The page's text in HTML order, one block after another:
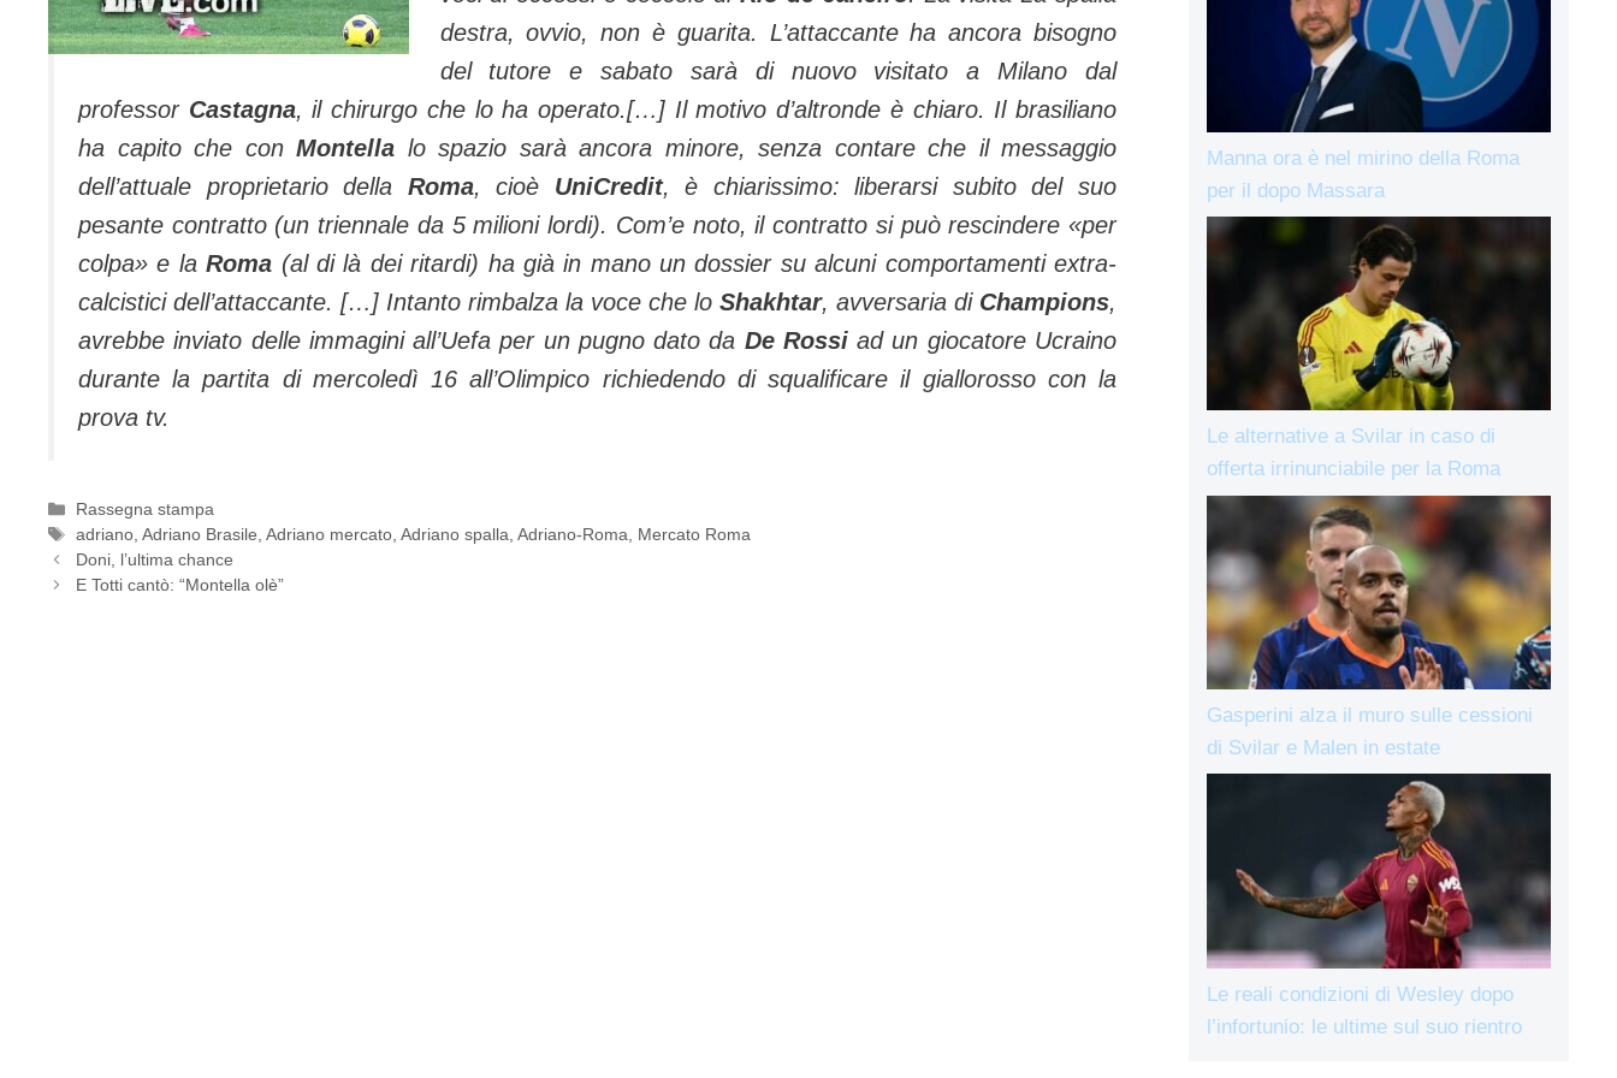
destra, ovvio, non è guarita. L’attaccante ha ancora bisogno
del tutore e sabato sarà di nuovo visitato a Milano dal
professor Castagna, il chirurgo che lo ha operato.[…] Il motivo d’altronde è chiaro. Il brasiliano
ha capito che con Montella lo spazio sarà ancora minore, senza contare che il messaggio
dell’attuale proprietario della Roma, cioè UniCredit, è chiarissimo: liberarsi subito del suo
pesante contratto (un triennale da 5 milioni lordi). Com’e noto, il contratto si può rescindere «per
colpa» e laRoma (al di là dei ritardi) ha già in mano un dossier su alcuni comportamenti extra-
calcistici dell’attaccante. […] Intanto rimbalza la voce che lo Shakhtar, avversaria di Champions,
avrebbe inviato delle immagini all’Uefa per un pugno dato da De Rossiad un giocatore Ucraino
durante la partita di mercoledì 16 all’Olimpico richiedendo di squalificare il giallorosso con la
prova tv.
Categorie
Rassegna stampa
Tag
adriano,Adriano Brasile,Adriano mercato,Adriano spalla,Adriano-Roma, Mercato Roma
Doni, l’ultima chance
E Totti cantò: “Montella olè”
Manna ora è nel mirino della Roma
per il dopo Massara
Le alternative a Svilar in caso di
offerta irrinunciabile per la Roma
Gasperini alza il muro sulle cessioni
di Svilar e Malen in estate
Le reali condizioni di Wesley dopo
l’infortunio: le ultime sul suo rientro